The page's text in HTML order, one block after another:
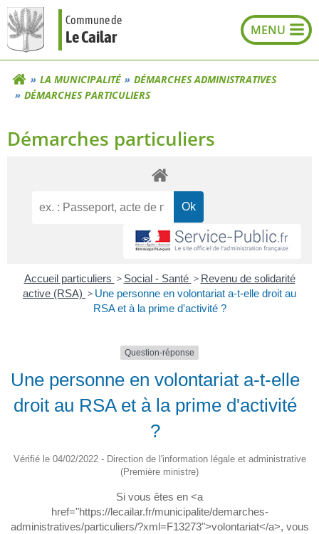
Aller
au
contenu
Commune de
Le Cailar
LA MUNICIPALITÉ
DÉMARCHES ADMINISTRATIVES
DÉMARCHES PARTICULIERS
Démarches particuliers
Accueil particuliers > Social - Santé > Revenu de solidarité
active (RSA) > Une personne en volontariat a-t-elle droit au
RSA et à la prime d'activité ?
Question-réponse
Une personne en volontariat a-t-elle
droit au RSA et à la prime d'activité
?
Vérifié le 04/02/2022 - Direction de l'information légale et administrative
(Première ministre)
Si vous êtes en <a
href="https://lecailar.fr/municipalite/demarches-
administratives/particuliers/?xml=F13273">volontariat</a>, vous